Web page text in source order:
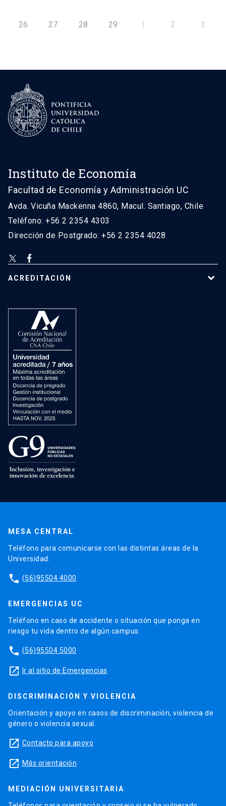
26 27 28 29 1 2 3
Instituto de Economía
Facultad de Economía y Administración UC
Avda. Vicuña Mackenna 4860, Macul. Santiago, Chile
Teléfono: +56 2 2354 4303
Dirección de Postgrado: +56 2 2354 4028
ACREDITACIÓN
MESA CENTRAL
Teléfono para comunicarse con las distintas áreas de la
Universidad.
phone (56)95504 4000
EMERGENCIAS UC
Teléfono en caso de accidente o situación que ponga en
riesgo tu vida dentro de algún campus.
phone (56)95504 5000
launch Ir al sitio de Emergencias
DISCRIMINACIÓN Y VIOLENCIA
Orientación y apoyo en casos de discriminación, violencia de
género o violencia sexual.
launch Contacto para apoyo
launch Más orientación
MEDIACIÓN UNIVERSITARIA